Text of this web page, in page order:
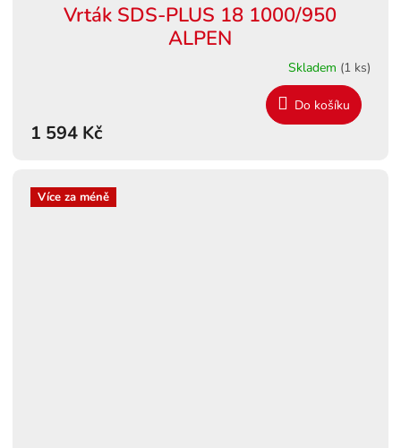
Vrták SDS-PLUS 18 1000/950
ALPEN
Skladem (1 ks)
1 594 Kč
Do košíku
Více za méně